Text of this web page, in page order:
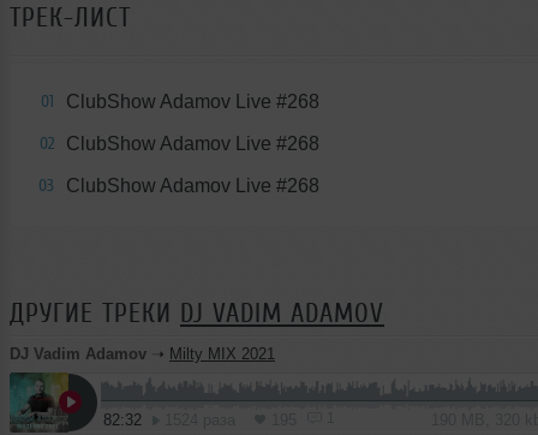
ТРЕК-ЛИСТ
01 ClubShow Adamov Live #268
02 ClubShow Adamov Live #268
03 ClubShow Adamov Live #268
ДРУГИЕ ТРЕКИ DJ VADIM ADAMOV
DJ Vadim Adamov ➝ Milty MIX 2021
82:32